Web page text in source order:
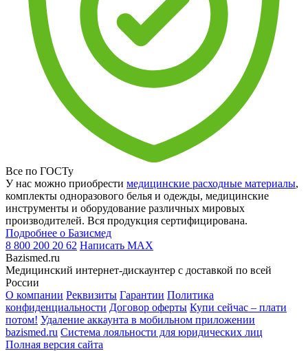
Все по ГОСТу
У нас можно приобрести медицинские расходные материалы,
комплекты одноразового белья и одежды, медицинские
инструменты и оборудование различных мировых
производителей. Вся продукция сертифицирована.
Подробнее о Базисмед
8 800 200 20 62 Написать MAX
Bazismed.ru
Медицинский интернет-дискаунтер с доставкой по всей
России
О компании Реквизиты Гарантии Политика
конфиденциальности Договор оферты Купи сейчас – плати
потом! Удаление аккаунта в мобильном приложении
bazismed.ru Система лояльности для юридических лиц
Полная версия сайта